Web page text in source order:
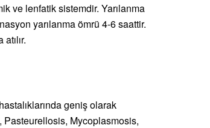
ve lenfatik sistemdir. Yarılanma
yarılanma ömrü 4-6 saattir.
geniş olarak
Pasteurellosis, Mycoplasmosis,